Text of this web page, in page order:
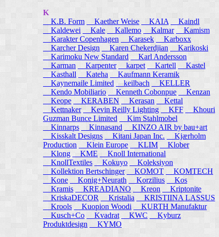
K
K.B. Form
Kaether Weise KAIA
Kaindl
Kaldewei
Kale Kallemo Kalmar
Kamism
Karakter Copenhagen
Karasek
Karboxx
Karcher Design
Karen Chekerdjian
Karikoski
Karimoku New Standard
Karl Andersson
Karman
Karpenter karpet Kartell
Kastel
Kasthall
Kateha
Kaufmann Keramik
Kaynemaile Limited keilbach
KELLER
Kendo Mobiliario
Kenneth Cobonpue
Kenzan
Keope
KERABEN Kerasan
Kettal
Kettnaker Kevin Reilly Lighting KFF
Khouri
Guzman Bunce Limited
Kim Stahlmobel
Kinnarps
Kinnasand
KINZO AIR by bau+art
Kisskalt Designs
Kitani Japan Inc.
Kjærholm
Production
Klein Europe KLIM
Klober
Klong
KME
Knoll International
KnollTextiles
Kokuyo
Koleksiyon
Kollektion Bertschinger KOMOT
KOMTECH
Kone
Konig+Neurath Korzilius
Kos
Kramis
KREADIANO Kreon
Kriptonite
KriskaDECOR
Kristalia
KRISTIINA LASSUS
Krools
Kuopion Woodi
KURTH Manufaktur
Kusch+Co
Kvadrat KWC
Kyburz
Produktdesign
KYMO